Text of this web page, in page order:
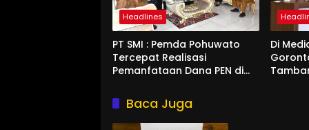
Headlines
PT SMI : Pemda Pohuwato
Tercepat Realisasi
Pemanfataan Dana PEN di
Di
Baca Juga